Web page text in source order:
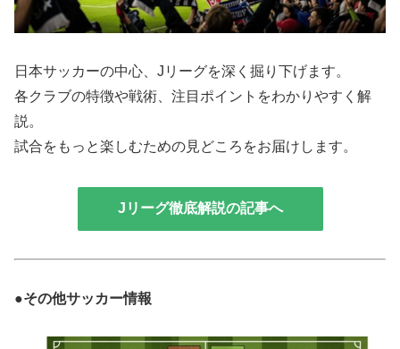
日本サッカーの中心、Jリーグを深く掘り下げます。
各クラブの特徴や戦術、注目ポイントをわかりやすく解
説。
試合をもっと楽しむための見どころをお届けします。
Jリーグ徹底解説の記事へ
●その他サッカー情報